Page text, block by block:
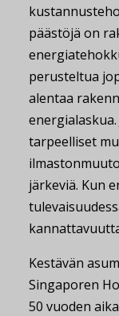
päästöjä on
perusteltua
alentaa
tarpeelliset
järkeviä. Kun
Kestävän
Singaporen
50 vuoden